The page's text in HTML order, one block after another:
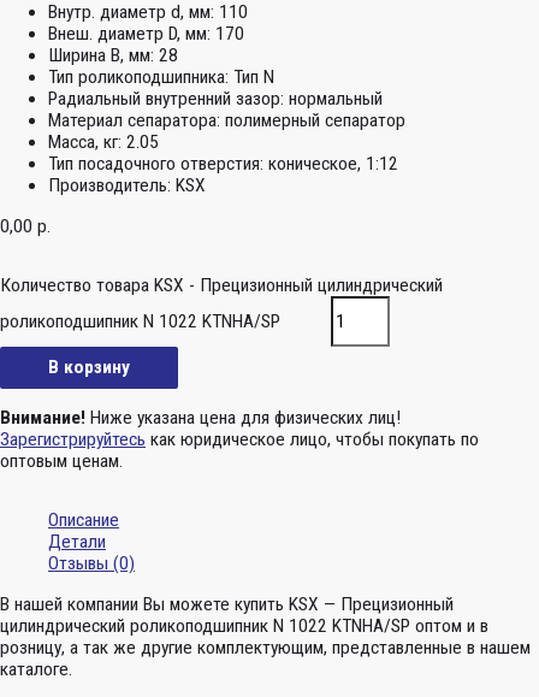
Внутр. диаметр d, мм: 110
Внеш. диаметр D, мм: 170
Ширина B, мм: 28
Тип роликоподшипника: Тип N
Радиальный внутренний зазор: нормальный
Материал сепаратора: полимерный сепаратор
Масса, кг: 2.05
Тип посадочного отверстия: коническое, 1:12
Производитель: KSX
0,00 р.
Количество товара KSX - Прецизионный цилиндрический
роликоподшипник N 1022 KTNHA/SP
В корзину
Внимание! Ниже указана цена для физических лиц!
Зарегистрируйтесь как юридическое лицо, чтобы покупать по
оптовым ценам.
Описание
Детали
Отзывы (0)
В нашей компании Вы можете купить KSX — Прецизионный
цилиндрический роликоподшипник N 1022 KTNHA/SP оптом и в
розницу, а так же другие комплектующим, представленные в нашем
каталоге.